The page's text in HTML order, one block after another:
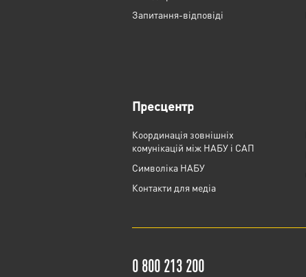
Запитання-відповіді
Пресцентр
Координація зовнішніх
комунікацій між НАБУ і САП
Cимволіка НАБУ
Контакти для медіа
0 800 213 200